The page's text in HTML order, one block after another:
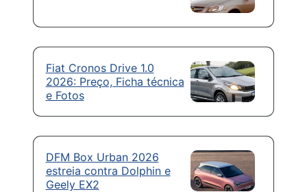
Fiat Cronos Drive 1.0
2026: Preço, Ficha técnica
e Fotos
DFM Box Urban 2026
estreia contra Dolphin e
Geely EX2